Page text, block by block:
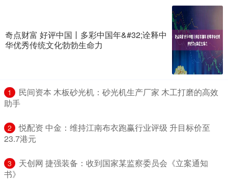
奇点财富 好评中国丨多彩中国年&#32;诠释中
华优秀传统文化勃勃生命力
1
​民间资本 木板砂光机：砂光机生产厂家 木工打磨的高效
助手
2
​悦配资 中金：维持江南布衣跑赢行业评级 升目标价至
23.7港元
3
​天创网 捷强装备：收到国家某监察委员会《立案通知
书》